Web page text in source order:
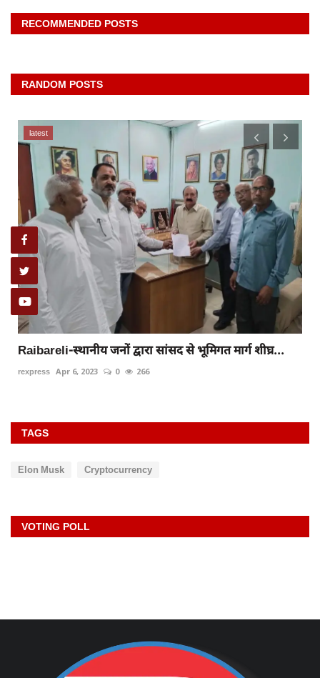
RECOMMENDED POSTS
RANDOM POSTS
latest
Raibareli-स्थानीय जनों द्वारा सांसद से भूमिगत मार्ग शीघ्र...
rexpress Apr 6, 2023 0 266
TAGS
Elon Musk Cryptocurrency
VOTING POLL